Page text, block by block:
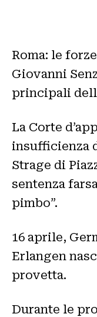
Roma: le
Giovanni
principali
La Corte
insufficienza
Strage di
sentenza
pimbo”.
16 aprile,
Erlangen
provetta.
Durante le